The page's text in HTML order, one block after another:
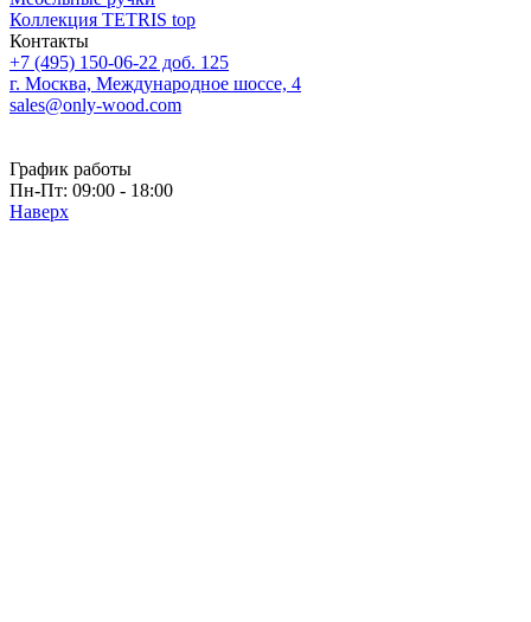
Коллекция TETRIS top
Контакты
+7 (495) 150-06-22 доб. 125
г. Москва, Международное шоссе, 4
sales@only-wood.com
График работы
Пн-Пт: 09:00 - 18:00
Наверх